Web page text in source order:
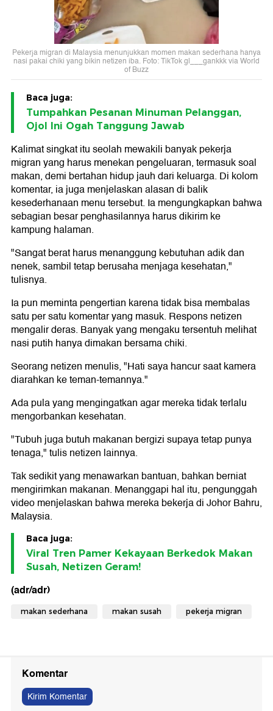
Pekerja migran di Malaysia menunjukkan momen makan sederhana hanya
nasi pakai chiki yang bikin netizen iba. Foto: TikTok gl___gankkk via World
of Buzz
Baca juga:
Tumpahkan Pesanan Minuman Pelanggan,
Ojol Ini Ogah Tanggung Jawab
Kalimat singkat itu seolah mewakili banyak pekerja
migran yang harus menekan pengeluaran, termasuk soal
makan, demi bertahan hidup jauh dari keluarga. Di kolom
komentar, ia juga menjelaskan alasan di balik
kesederhanaan menu tersebut. Ia mengungkapkan bahwa
sebagian besar penghasilannya harus dikirim ke
kampung halaman.
"Sangat berat harus menanggung kebutuhan adik dan
nenek, sambil tetap berusaha menjaga kesehatan,"
tulisnya.
Ia pun meminta pengertian karena tidak bisa membalas
satu per satu komentar yang masuk. Respons netizen
mengalir deras. Banyak yang mengaku tersentuh melihat
nasi putih hanya dimakan bersama chiki.
Seorang netizen menulis, "Hati saya hancur saat kamera
diarahkan ke teman-temannya."
Ada pula yang mengingatkan agar mereka tidak terlalu
mengorbankan kesehatan.
"Tubuh juga butuh makanan bergizi supaya tetap punya
tenaga," tulis netizen lainnya.
Tak sedikit yang menawarkan bantuan, bahkan berniat
mengirimkan makanan. Menanggapi hal itu, pengunggah
video menjelaskan bahwa mereka bekerja di Johor Bahru,
Malaysia.
Baca juga:
Viral Tren Pamer Kekayaan Berkedok Makan
Susah, Netizen Geram!
(adr/adr)
makan sederhana makan susah pekerja migran
Komentar
Kirim Komentar